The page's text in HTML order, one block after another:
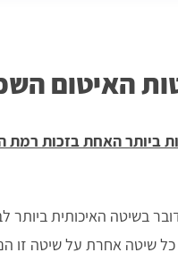
האיטום
ביותר האחת בזכות
בשיטה האיכותית ביותר
כל שיטה אחרת על שיטה